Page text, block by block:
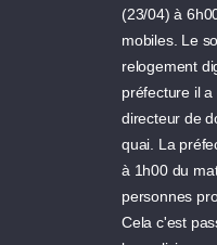
(23/04) à
mobiles. Le
relogement
préfecture il
directeur de
quai. La
à 1h00 du
personnes
Cela c'est